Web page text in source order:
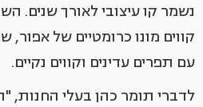
נשמר קו עיצובי לאורך שנים.
קווים מונו כרומטיים של אפור,
עם תפרים עדינים וקווים נקיים.
לדברי תומר כהן בעלי החנות,